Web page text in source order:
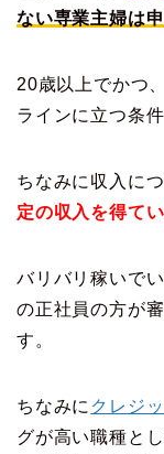
ない専業主婦は
20歳以上でかつ
ラインに立つ条件
ちなみに収入に
定の収入を得て
バリバリ稼いで
の正社員の方が
す。
ちなみに クレジ
グが高い職種と